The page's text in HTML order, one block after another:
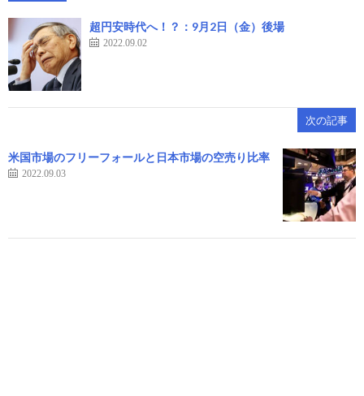
超円安時代へ！？：9月2日（金）後場
2022.09.02
次の記事
米国市場のフリーフォールと日本市場の空売り比率
2022.09.03